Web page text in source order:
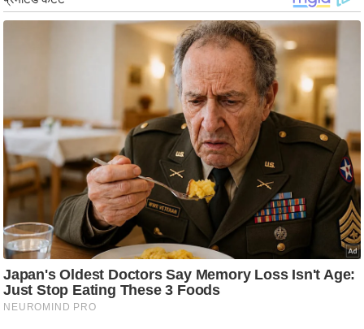
ली
स
मी
क्षा
B
r
e
a
k
i
n